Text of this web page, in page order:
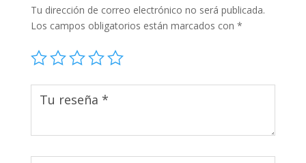
Tu dirección de correo electrónico no será publicada.
Los campos obligatorios están marcados con *